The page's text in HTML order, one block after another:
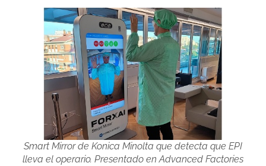
Smart Mirror de Konica Minolta que detecta que EPI
lleva el operario. Presentado en Advanced Factories